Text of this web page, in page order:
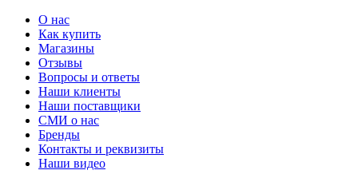
О нас
Как купить
Магазины
Отзывы
Вопросы и ответы
Наши клиенты
Наши поставщики
СМИ о нас
Бренды
Контакты и реквизиты
Наши видео